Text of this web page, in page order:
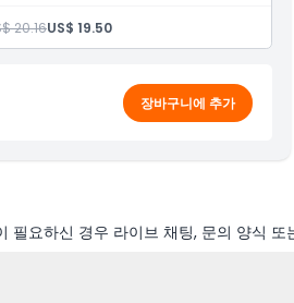
20.16US$ 19.50
장바구니에 추가
필요하신 경우 라이브 채팅, 문의 양식